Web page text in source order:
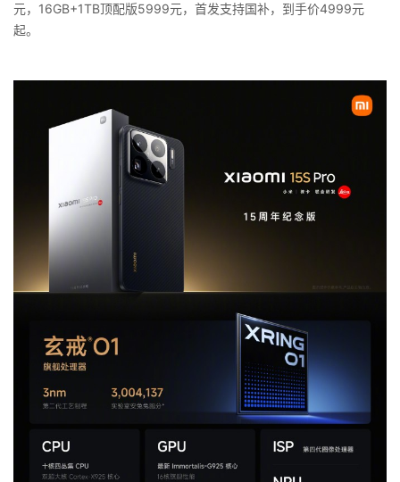
元，16GB+1TB顶配版5999元，首发支持国补，到手价4999元
起。